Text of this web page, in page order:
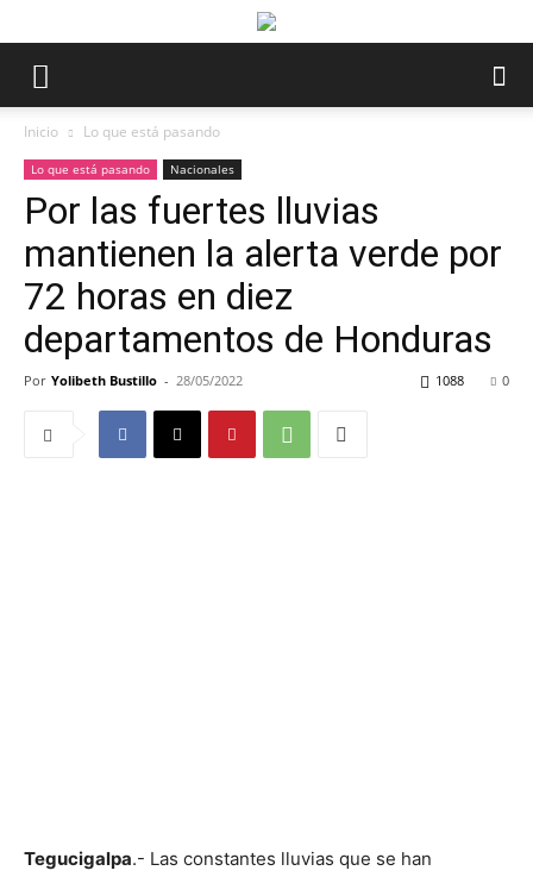
Inicio Lo que está pasando
Lo que está pasando Nacionales
Por las fuertes lluvias
mantienen la alerta verde por
72 horas en diez
departamentos de Honduras
Por Yolibeth Bustillo - 28/05/2022 0
1088
Tegucigalpa.- Las constantes lluvias que se han